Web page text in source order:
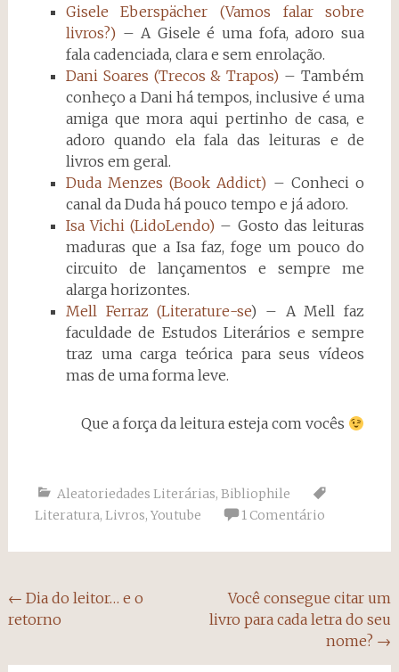
Gisele Eberspächer (Vamos falar sobre
livros?)– A Gisele é uma fofa, adoro sua
fala cadenciada, clara e sem enrolação.
Dani Soares (Trecos & Trapos) – Também
conheço a Dani há tempos, inclusive é uma
amiga que mora aqui pertinho de casa, e
adoro quando ela fala das leituras e de
livros em geral.
Duda Menzes (Book Addict) – Conheci o
canal da Duda há pouco tempo e já adoro.
Isa Vichi (LidoLendo) – Gosto das leituras
maduras que a Isa faz, foge um pouco do
circuito de lançamentos e sempre me
alarga horizontes.
Mell Ferraz (Literature-se) – A Mell faz
faculdade de Estudos Literários e sempre
traz uma carga teórica para seus vídeos
mas de uma forma leve.
Que a força da leitura esteja com vocês
Aleatoriedades Literárias, Bibliophile
Literatura, Livros, Youtube 1 Comentário
Navegação
do
post
← Dia do leitor… e o
retorno
Você consegue citar um
livro para cada letra do seu
nome? →